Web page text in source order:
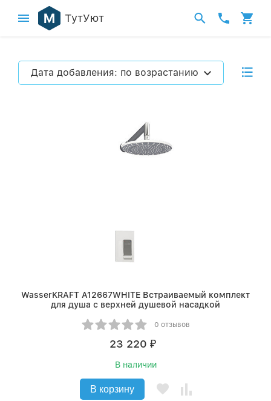
ТутУют
Дата добавления: по возрастанию
WasserKRAFT A12667WHITE Встраиваемый комплект
для душа с верхней душевой насадкой
0 отзывов
23 220 ₽
В наличии
В корзину